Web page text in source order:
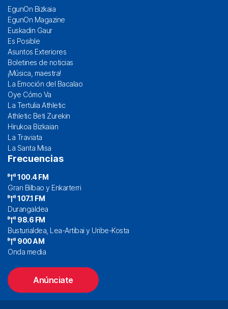
EgunOn Bizkaia
EgunOn Magazine
Euskadin Gaur
Es Posible
Asuntos Exteriores
Boletines de noticias
¡Música, maestra!
La Emoción del Bacalao
Oye Cómo Va
La Tertulia Athletic
Athletic Beti Zurekin
Hirukoa Bizkaian
La Traviata
La Santa Misa
Frecuencias
100.4 FM
Gran Bilbao y Enkarterri
107.1 FM
Durangaldea
98.6 FM
Busturialdea, Lea-Artibai y Uribe-Kosta
900 AM
Onda media
Anúnciate